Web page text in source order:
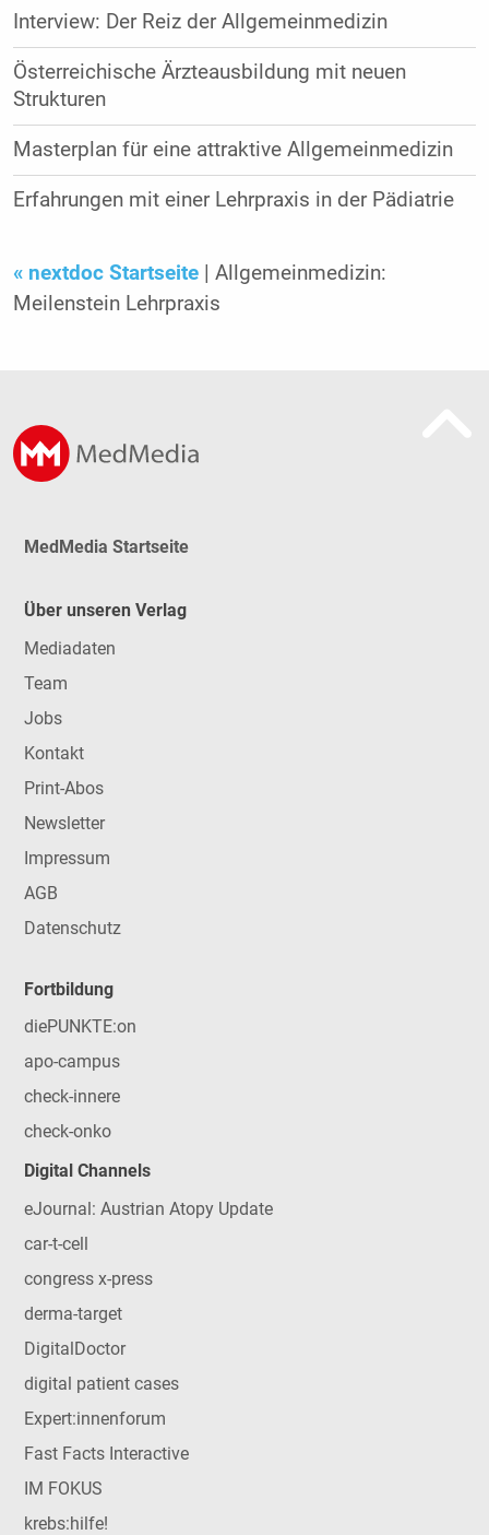
Interview: Der Reiz der Allgemeinmedizin
Österreichische Ärzteausbildung mit neuen
Strukturen
Masterplan für eine attraktive Allgemeinmedizin
Erfahrungen mit einer Lehrpraxis in der Pädiatrie
« nextdoc Startseite
| Allgemeinmedizin:
Meilenstein Lehrpraxis
MedMedia Startseite
Über unseren Verlag
Mediadaten
Team
Jobs
Kontakt
Print-Abos
Newsletter
Impressum
AGB
Datenschutz
Fortbildung
diePUNKTE:on
apo-campus
check-innere
check-onko
Digital Channels
eJournal: Austrian Atopy Update
car-t-cell
congress x-press
derma-target
DigitalDoctor
digital patient cases
Expert:innenforum
Fast Facts Interactive
IM FOKUS
krebs:hilfe!